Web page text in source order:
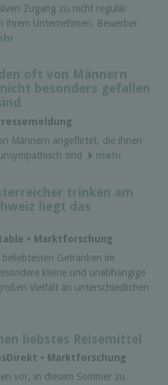
Zugang zu nicht regulär
ihrem Unternehmen. Bewerber
oft von Männern
besonders gefallen
Männern angeflirtet, die ihnen
sind
mehr
trinken am
liegt das
• Marktforschung
Getränken im
kleine und unabhängige
Vielfalt an unterschiedlichen
liebstes Reisemittel
• Marktforschung
vor, in diesem Sommer zu